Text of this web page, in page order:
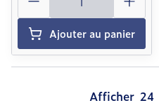
Ajouter au panier
Afficher